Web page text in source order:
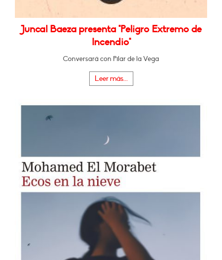
Juncal Baeza presenta "Peligro Extremo de
Incendio"
Conversará con Pilar de la Vega
Leer más...